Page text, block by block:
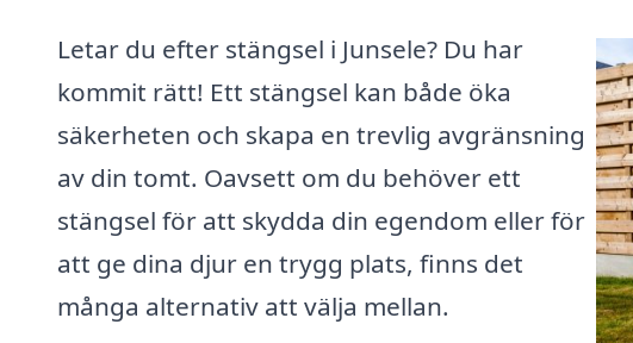
Letar du efter stängsel i Junsele? Du har
kommit rätt! Ett stängsel kan både öka
säkerheten och skapa en trevlig avgränsning
av din tomt. Oavsett om du behöver ett
stängsel för att skydda din egendom eller för
att ge dina djur en trygg plats, finns det
många alternativ att välja mellan.